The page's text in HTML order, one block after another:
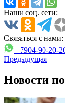
Наши соц. сети:
Связаться с нами:
+7904-90-20-
Предыдущая
Новости